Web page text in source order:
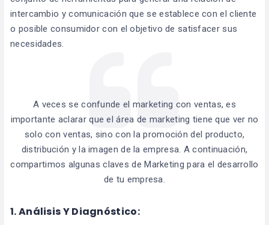
intercambio y comunicación que se establece con el cliente
o posible consumidor con el objetivo de satisfacer sus
necesidades.
A veces se confunde el marketing con ventas, es
importante aclarar que el área de marketing tiene que ver no
solo con ventas, sino con la promoción del producto,
distribución y la imagen de la empresa. A continuación,
compartimos algunas claves de Marketing para el desarrollo
de tu empresa.
1. Análisis Y Diagnóstico: